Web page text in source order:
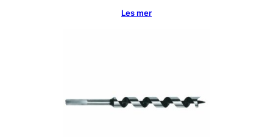
Les mer